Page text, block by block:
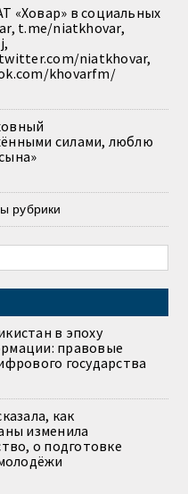
«Ховар» в социальных
t.me/niatkhovar,
niatkhovar,
khovarfm/
силами, люблю
рубрики
в эпоху
правовые
государства
как
изменила
о подготовке